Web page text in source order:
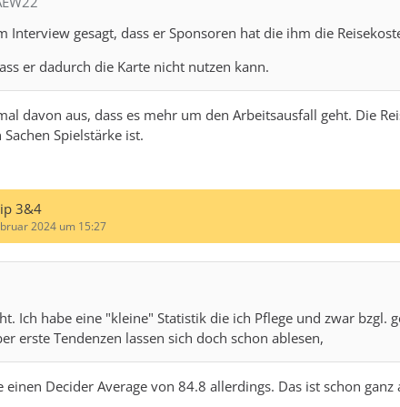
Interview gesagt, dass er Sponsoren hat die ihm die
er dadurch die Karte nicht nutzen kann.
davon aus, dass es mehr um den Arbeitsausfall geht. Die
Spielstärke ist.
3&4
2024 um 15:27
Ich habe eine "kleine" Statistik die ich Pflege und zwar
erste Tendenzen lassen sich doch schon ablesen,
Decider Average von 84.8 allerdings. Das ist schon